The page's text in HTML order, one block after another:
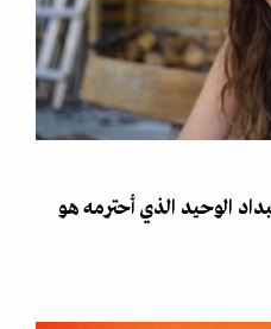
الوحيد الذي أحترمه هو